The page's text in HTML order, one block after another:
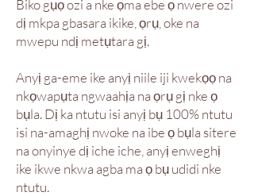
Biko gụọ ozi a nke ọma ebe ọ nwere ozi
dị mkpa gbasara ikike, ọrụ, oke na
mwepu ndị metụtara gị.
Anyị ga-eme ike anyị niile iji kwekọọ na
nkọwapụta ngwaahịa na ọrụ gị nke ọ
bụla. Dị ka ntutu isi anyị bụ 100% ntutu
isi na-amaghị nwoke na ibe ọ bụla sitere
na onyinye dị iche iche, anyị enweghị
ike ikwe nkwa agba ma ọ bụ udidi nke
ntutu.